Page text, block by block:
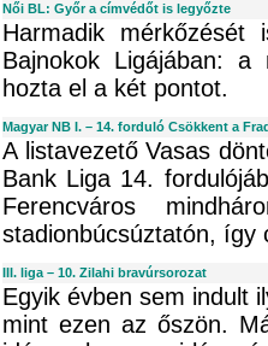
Női BL: Győr a címvédőt is legyőzte
Harmadik
Bajnokok Ligájában:
hozta el a két pontot.
Magyar NB I. – 14. forduló Csökkent a
A listavezető Vasas
Bank Liga 14.
Ferencváros
stadionbúcsúztatón, így
III. liga – 10. Zilahi bravúrsorozat
Egyik évben sem indult
mint ezen az őszön.